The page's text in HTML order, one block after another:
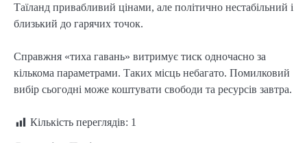
Таїланд привабливий цінами, але політично нестабільний і
близький до гарячих точок.
Справжня «тиха гавань» витримує тиск одночасно за
кількома параметрами. Таких місць небагато. Помилковий
вибір сьогодні може коштувати свободи та ресурсів завтра.
Кількість переглядів: 1